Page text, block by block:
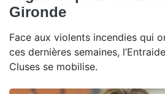
Gironde
Face aux violents incendies qui
ces dernières semaines,
Cluses se mobilise.